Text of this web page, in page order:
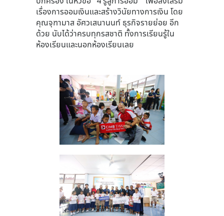
เรื่องการออมเงินและสร้างวินัยทางการเงิน โดย
คุณจุฑามาส อัศวเสนานนท์ ธุรกิจรายย่อย อีก
ด้วย นับได้ว่าครบทุกรสชาติ ทั้งการเรียนรู้ใน
ห้องเรียนและนอกห้องเรียนเลย